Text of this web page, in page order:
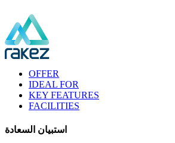
OFFER
IDEAL FOR
KEY FEATURES
FACILITIES
استبيان السعادة